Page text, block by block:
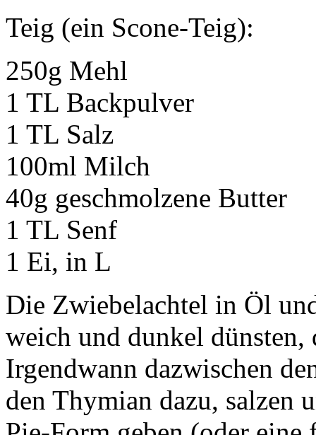
Teig (ein Scone-Teig):
250g Mehl
1 TL Backpulver
1 TL Salz
100ml Milch
40g geschmolzene Butter
1 TL Senf
1 Ei, in L
Die Zwiebelachtel in Öl
weich und dunkel dünsten,
Irgendwann dazwischen
den Thymian dazu, salzen